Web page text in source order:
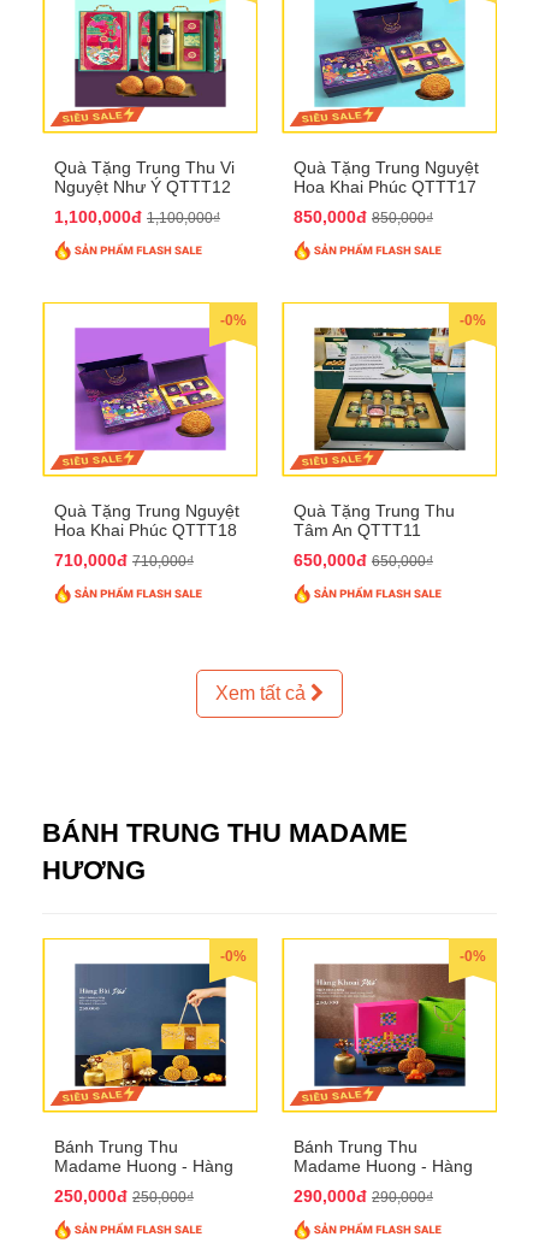
Quà Tặng Trung Thu Vi
Nguyệt Như Ý QTTT12
1,100,000đ 1,100,000₫
Quà Tặng Trung Nguyệt
Hoa Khai Phúc QTTT17
850,000đ 850,000₫
-0%
Quà Tặng Trung Nguyệt
Hoa Khai Phúc QTTT18
710,000đ 710,000₫
-0%
Quà Tặng Trung Thu
Tâm An QTTT11
650,000đ 650,000₫
Xem tất cả
BÁNH TRUNG THU MADAME
HƯƠNG
-0%
Bánh Trung Thu
Madame Huong - Hàng
250,000đ 250,000₫
-0%
Bánh Trung Thu
Madame Huong - Hàng
290,000đ 290,000₫